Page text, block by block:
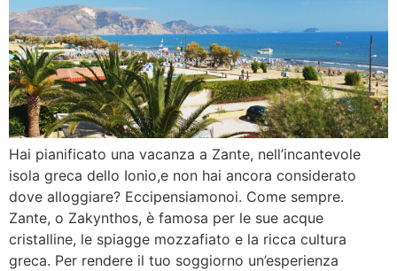
Hai pianificato una vacanza a Zante, nell’incantevole
isola greca dello Ionio,e non hai ancora considerato
dove alloggiare? Eccipensiamonoi. Come sempre.
Zante, o Zakynthos, è famosa per le sue acque
cristalline, le spiagge mozzafiato e la ricca cultura
greca. Per rendere il tuo soggiorno un’esperienza